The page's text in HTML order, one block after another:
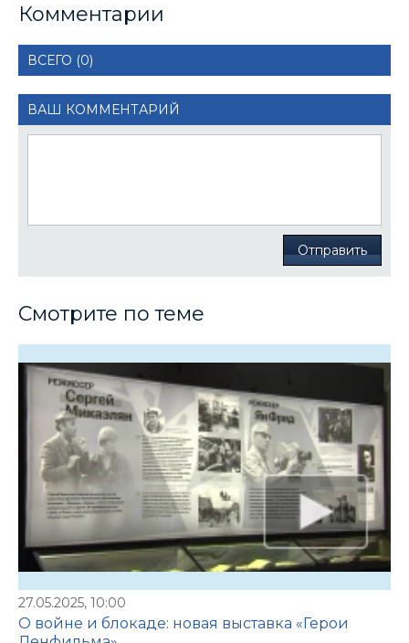
Комментарии
ВСЕГО (0)
ВАШ КОММЕНТАРИЙ
Отправить
Смотрите по теме
27.05.2025, 10:00
О войне и блокаде: новая выставка «Герои